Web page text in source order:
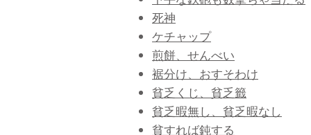
死神
ケチャップ
煎餅、せんべい
裾分け、おすそわけ
貧乏くじ、貧乏籤
貧乏暇無し、貧乏暇なし